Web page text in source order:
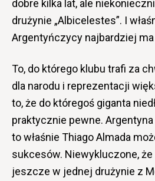
dobre kilka lat, ale
drużynie „Albicelestes”. I
Argentyńczycy najbardziej
To, do którego klubu trafi za
dla narodu i reprezentacji
to, że do któregoś giganta
praktycznie pewne.
to właśnie Thiago Almada
sukcesów. Niewykluczone,
jeszcze w jednej drużynie z